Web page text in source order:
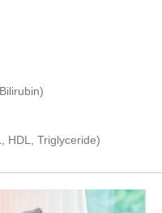
HDL, Triglyceride)